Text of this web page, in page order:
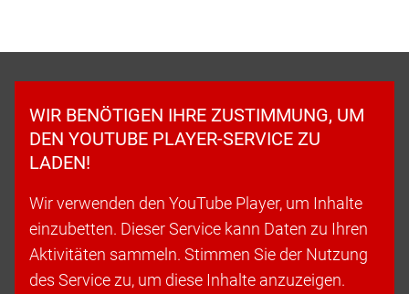
WIR BENÖTIGEN IHRE ZUSTIMMUNG, UM
DEN YOUTUBE PLAYER-SERVICE ZU
LADEN!
Wir verwenden den YouTube Player, um Inhalte
einzubetten. Dieser Service kann Daten zu Ihren
Aktivitäten sammeln. Stimmen Sie der Nutzung
des Service zu, um diese Inhalte anzuzeigen.